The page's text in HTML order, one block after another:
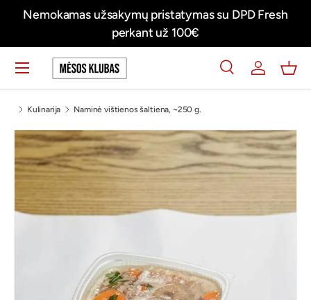
užsakymų pristatymas su DPD Fresh
perkant už 100€
Švieži
Ieškoti
IeškotiPrisijungti
Meniu
Kulinarija Naminė vištienos šaltiena, ~250 g.